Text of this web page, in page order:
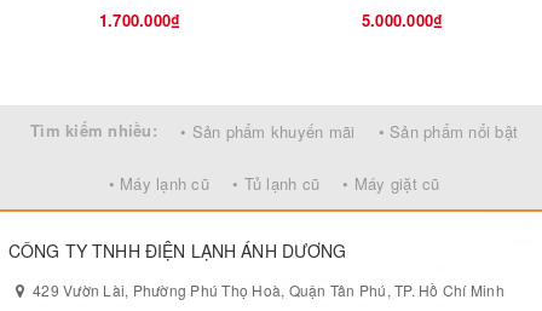
LỰC - MADE IN THÁI LAN
1.700.000₫ 5.000.000₫
Tìm kiếm nhiều: • Sản phẩm khuyến mãi • Sản phẩm nổi bật
• Máy lạnh cũ • Tủ lạnh cũ • Máy giặt cũ
CÔNG TY TNHH ĐIỆN LẠNH ÁNH DƯƠNG
429 Vườn Lài, Phường Phú Thọ Hoà, Quận Tân Phú, TP. Hồ Chí Minh